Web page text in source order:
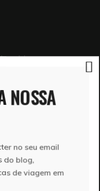
viajar.
o Ir em Viagem,
aventuras e
NOSSA
no seu email
do blog,
de viagem em